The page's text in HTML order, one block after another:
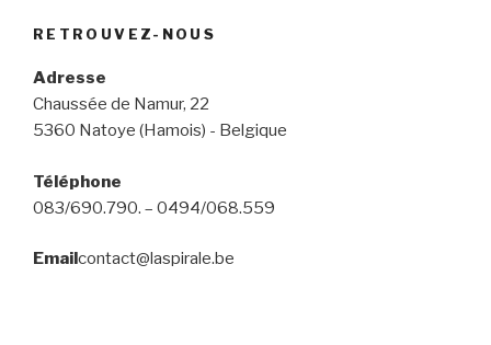
RETROUVEZ-NOUS
Adresse
Chaussée de Namur, 22
5360 Natoye (Hamois) - Belgique
Téléphone
083/690.790. – 0494/068.559
Emailcontact@laspirale.be